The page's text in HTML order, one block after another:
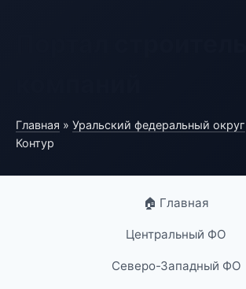
Главная » Уральский федеральный округ
Контур
🏠 Главная
Центральный ФО
Северо-Западный ФО